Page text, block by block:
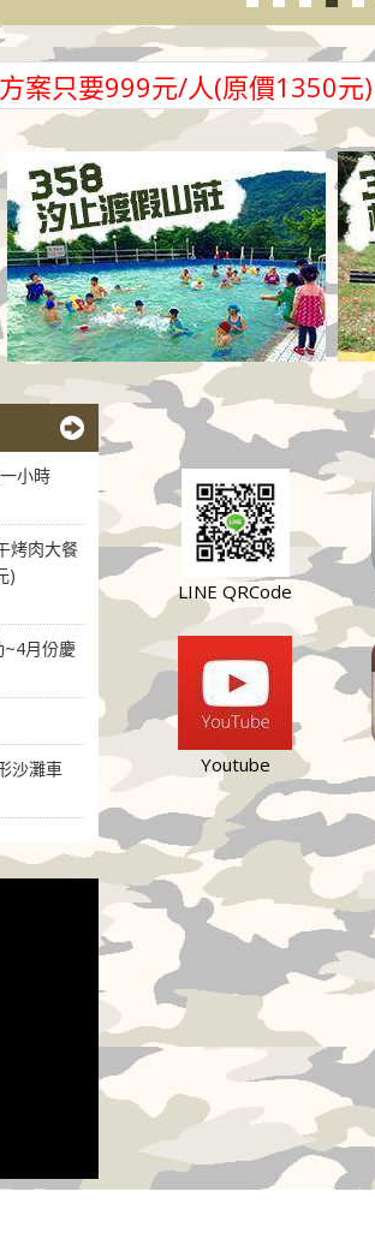
案只要999元/人(原價1350元)
案只要999元/人(原價1350元)
小時
烤肉大餐
)
~4月份慶
沙灘車
LINE QRCode
Youtube